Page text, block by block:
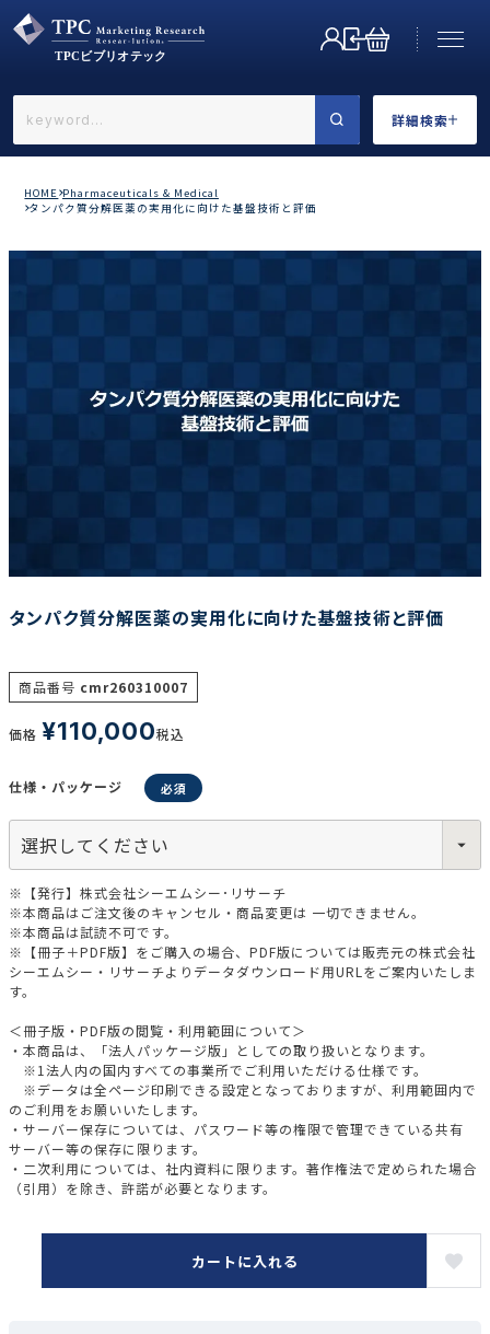
詳細検索
←戻る
調査の種類で選ぶ
リセット
HOME Pharmaceuticals & Medical
タンパク質分解医薬の実用化に向けた基盤技術と評価
タンパク質分解医薬の実用化に向けた基盤技術と評価
商品番号 cmr260310007
価格 ¥110,000税込
仕様・パッケージ
※【発行】株式会社シーエムシー･リサーチ
※本商品はご注文後のキャンセル・商品変更は 一切できません。
※本商品は試読不可です。
※【冊子＋PDF版】をご購入の場合、PDF版については販売元の株式会社
シーエムシー・リサーチよりデータダウンロード用URLをご案内いたしま
す。
＜冊子版・PDF版の閲覧・利用範囲について＞
・本商品は、「法人パッケージ版」としての取り扱いとなります。
※1法人内の国内すべての事業所でご利用いただける仕様です。
※データは全ページ印刷できる設定となっておりますが、利用範囲内で
のご利用をお願いいたします。
・サーバー保存については、パスワード等の権限で管理できている共有
サーバー等の保存に限ります。
・二次利用については、社内資料に限ります。著作権法で定められた場合
（引用）を除き、許諾が必要となります。
カートに入れる